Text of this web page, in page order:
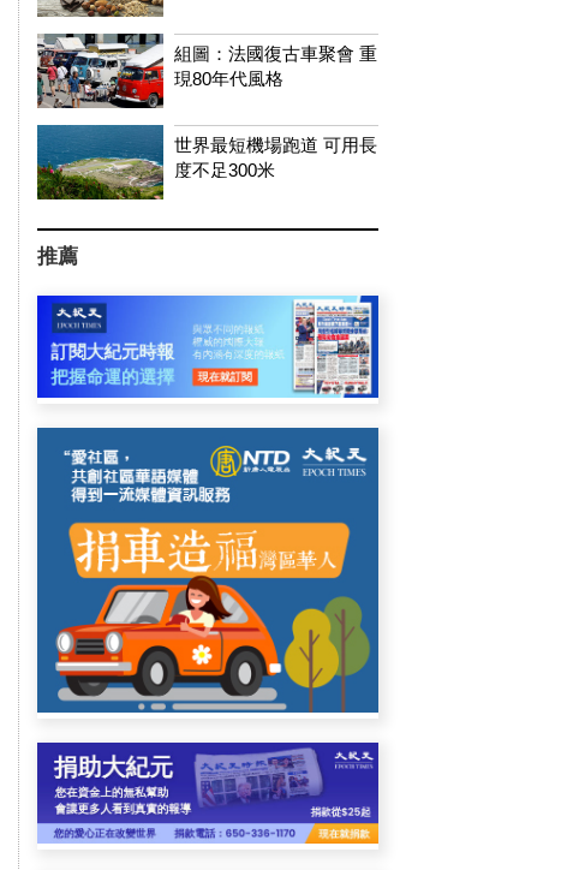
組圖：法國復古車聚會 重
現80年代風格
世界最短機場跑道 可用長
度不足300米
推薦